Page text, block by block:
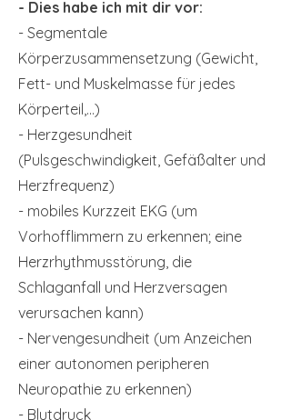
- Dies habe ich mit dir vor:
- Segmentale
Körperzusammensetzung (Gewicht,
Fett- und Muskelmasse für jedes
Körperteil,...)
- Herzgesundheit
(Pulsgeschwindigkeit, Gefäßalter und
Herzfrequenz)
- mobiles Kurzzeit EKG (um
Vorhofflimmern zu erkennen; eine
Herzrhythmusstörung, die
Schlaganfall und Herzversagen
verursachen kann)
- Nervengesundheit (um Anzeichen
einer autonomen peripheren
Neuropathie zu erkennen)
- Blutdruck
PTPV-Personal Trainer Philipp Vedder